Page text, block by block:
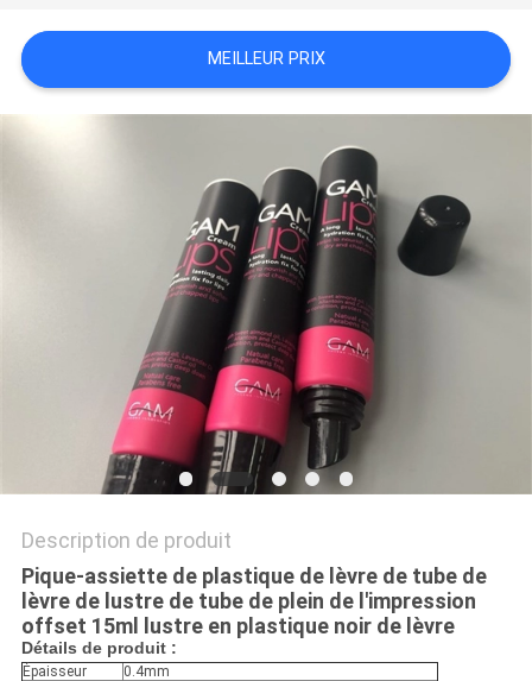
UNE
CITATION
COMPANY
PRIVACY
POLICY
MEILLEUR PRIX
Description de produit
Pique-assiette de plastique de lèvre de tube de
lèvre de lustre de tube de plein de l'impression
offset 15ml lustre en plastique noir de lèvre
Détails de produit :
Épaisseur
0.4mm